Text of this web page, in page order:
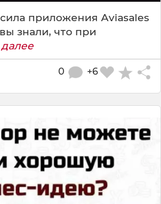
приложения Aviasales
знали, что при
далее
+6
0